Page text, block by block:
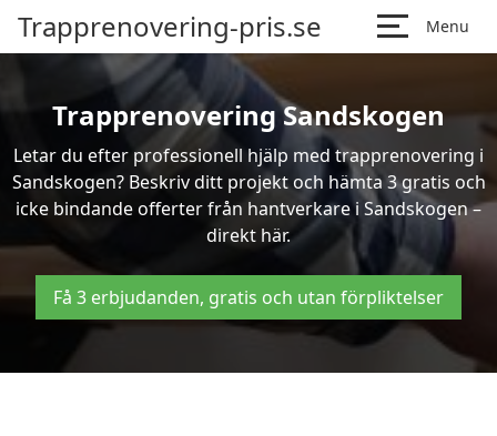
Trapprenovering-pris.se Menu
Trapprenovering Sandskogen
Letar du efter professionell hjälp med trapprenovering i
Sandskogen? Beskriv ditt projekt och hämta 3 gratis och
icke bindande offerter från hantverkare i Sandskogen –
direkt här.
Få 3 erbjudanden, gratis och utan förpliktelser